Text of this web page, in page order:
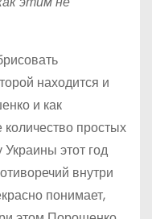
находится и
и как
количество простых
этот год
внутри
понимает,